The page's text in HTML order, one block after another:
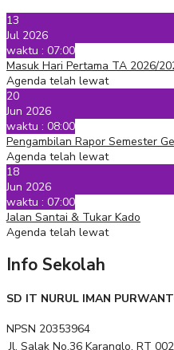
13
Jul 2026
waktu : 07:00
Masuk Hari Pertama TA 2026/
Agenda telah lewat
20
Jun 2026
waktu : 08:00
Pengambilan Rapor Semester
Agenda telah lewat
18
Jun 2026
waktu : 07:00
Jalan Santai & Tukar Kado
Agenda telah lewat
Info Sekolah
SD IT NURUL IMAN
NPSN 20353964
Jl. Salak No.36 Karanglo, RT